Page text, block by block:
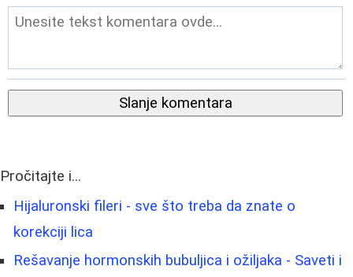
Slanje komentara
Pročitajte i...
Hijaluronski fileri - sve što treba da znate o
korekciji lica
Rešavanje hormonskih bubuljica i ožiljaka - Saveti i